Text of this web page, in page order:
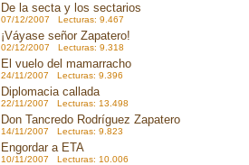
De la secta y los sectarios
07/12/2007 Lecturas: 9.467
¡Váyase señor Zapatero!
02/12/2007 Lecturas: 9.318
El vuelo del mamarracho
24/11/2007 Lecturas: 9.396
Diplomacia callada
22/11/2007 Lecturas: 13.498
Don Tancredo Rodríguez Zapatero
14/11/2007 Lecturas: 9.823
Engordar a ETA
10/11/2007 Lecturas: 10.006